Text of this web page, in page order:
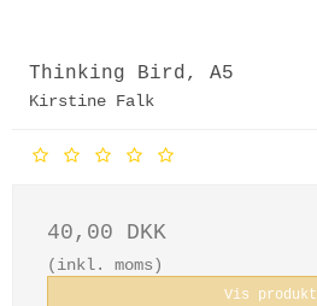
Thinking Bird, A5
Kirstine Falk
40,00 DKK
(inkl. moms)
Vis produkt